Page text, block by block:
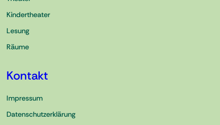
Kindertheater
Lesung
Räume
Kontakt
Impressum
Datenschutzerklärung